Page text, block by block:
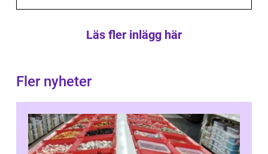
Läs fler inlägg här
Fler nyheter